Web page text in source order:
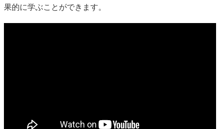
果的に学ぶことができます。